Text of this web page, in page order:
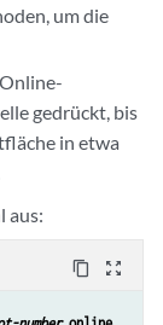
um die
gedrückt, bis
in etwa
aus:
content_copy zoom_out_map